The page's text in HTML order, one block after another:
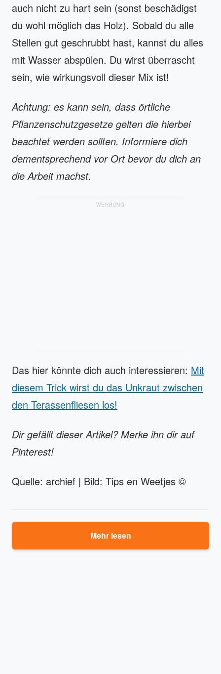
auch nicht zu hart sein (sonst beschädigst
du wohl möglich das Holz). Sobald du alle
Stellen gut geschrubbt hast, kannst du alles
mit Wasser abspülen. Du wirst überrascht
sein, wie wirkungsvoll dieser Mix ist!
Achtung: es kann sein, dass örtliche
Pflanzenschutzgesetze gelten die hierbei
beachtet werden sollten. Informiere dich
dementsprechend vor Ort bevor du dich an
die Arbeit machst.
WERBUNG
Das hier könnte dich auch interessieren: Mit
diesem Trick wirst du das Unkraut zwischen
den Terassenfliesen los!
Dir gefällt dieser Artikel? Merke ihn dir auf
Pinterest!
Quelle: archief | Bild: Tips en Weetjes ©
Mehr lesen